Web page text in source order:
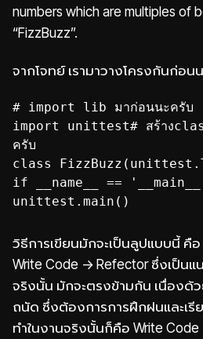
numbers which are multiples of
“FizzBuzz”.
จากโจทย์ เรามาวางโครงกันก่อน
# import lib มาก่อนนะครับ
import unittest# สร้าง
ครับ
class
if __name__ ==
unittest.main()
วิธีการเขียนมักจะเป็นลูปแบบนี้ คือ
Write Code -> Refector ซึ่งเป็น
จริงนั้น มักจะตรงข้ามกัน เนื่องด้
ถนัด ซึ่งต้องการการฝึกฝนและเ
ทำในงานจริงนั้นก็คือ Write Code